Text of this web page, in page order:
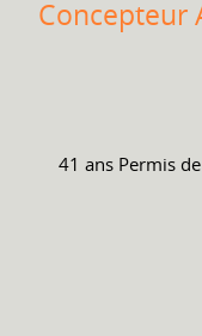
Concepteur
41 ans Permis